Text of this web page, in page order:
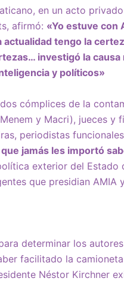
en un acto
afirmó: «Yo estuve con
actualidad tengo la
investigó la causa
y políticos»
cómplices de la
y Macri), jueces y
periodistas
jamás les importó
exterior del Estado
que presidian AMIA
determinar los
facilitado la
Néstor Kirchner